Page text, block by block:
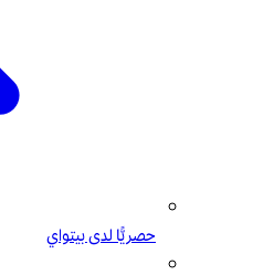
حصريًّا لدى بيتواي